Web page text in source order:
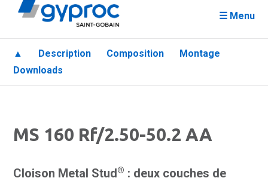
☰ Menu
▲ Description Composition
Montage
Downloads
MS 160 Rf/2.50-50.2 AA
Cloison Metal Stud® : deux couches de